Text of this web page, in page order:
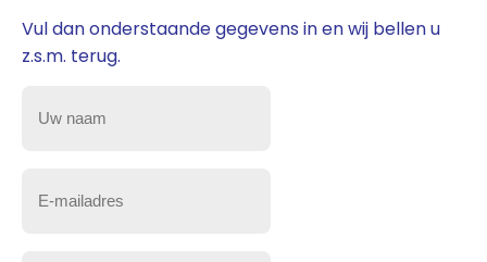
Vul dan onderstaande gegevens in en wij bellen u
z.s.m. terug.
Uw